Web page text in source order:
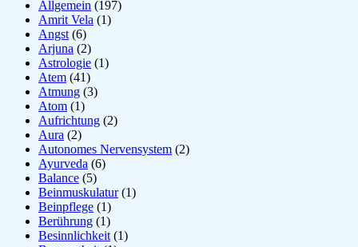
Allgemein (197)
Amrit Vela (1)
Angst (6)
Arjuna (2)
Astrologie (1)
Atem (41)
Atmung (3)
Atom (1)
Aufrichtung (2)
Aura (2)
Autonomes Nervensystem (2)
Ayurveda (6)
Balance (5)
Beinmuskulatur(1)
Beinpflege (1)
Berührung (1)
Besinnlichkeit (1)